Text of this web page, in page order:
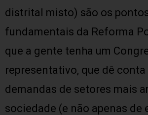
distrital misto) são os
fundamentais da Reforma
que a gente tenha um
representativo, que dê conta
demandas de setores mais
sociedade (e não apenas de